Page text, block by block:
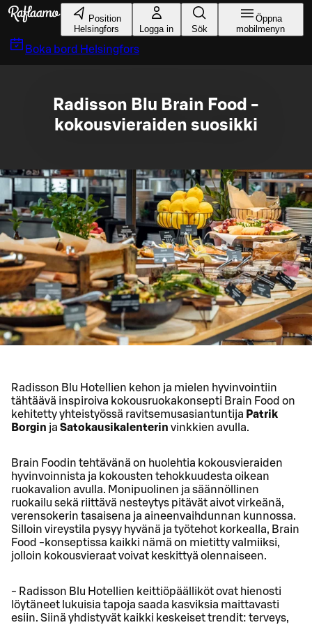
Gå till huvudinnehållet
Position
Helsingfors
Logga in Sök
Öppna
mobilmenyn
Boka bord Helsingfors
Radisson Blu Brain Food -
kokousvieraiden suosikki
Radisson Blu Hotellien kehon ja mielen hyvinvointiin
tähtäävä inspiroiva kokousruokakonsepti Brain Food on
kehitetty yhteistyössä ravitsemusasiantuntija Patrik
Borgin ja Satokausikalenterin vinkkien avulla.
Brain Foodin tehtävänä on huolehtia kokousvieraiden
hyvinvoinnista ja kokousten tehokkuudesta oikean
ruokavalion avulla. Monipuolinen ja säännöllinen
ruokailu sekä riittävä nesteytys pitävät aivot virkeänä,
verensokerin tasaisena ja aineenvaihdunnan kunnossa.
Silloin vireystila pysyy hyvänä ja työtehot korkealla, Brain
Food -konseptissa kaikki nämä on mietitty valmiiksi,
jolloin kokousvieraat voivat keskittyä olennaiseen.
- Radisson Blu Hotellien keittiöpäälliköt ovat hienosti
löytäneet lukuisia tapoja saada kasviksia maittavasti
esiin. Siinä yhdistyvät kaikki keskeiset trendit: terveys,